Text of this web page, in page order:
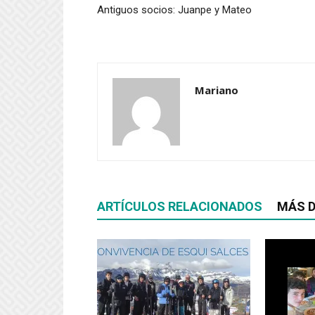
Antiguos socios: Juanpe y Mateo
Mariano
ARTÍCULOS RELACIONADOS MÁS